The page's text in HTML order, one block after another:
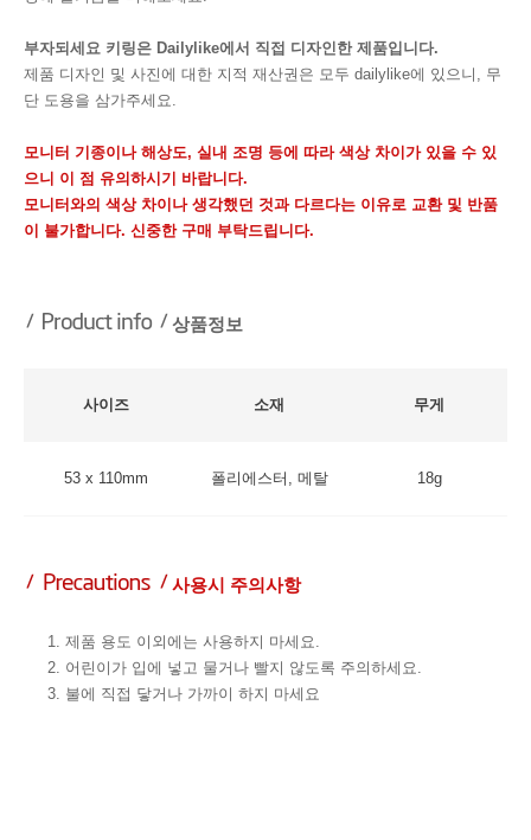
부자되세요 키링은 Dailylike에서 직접 디자인한 제품입니다.
제품 디자인 및 사진에 대한 지적 재산권은 모두 dailylike에 있으니, 무
단 도용을 삼가주세요.
모니터 기종이나 해상도, 실내 조명 등에 따라 색상 차이가 있을 수 있
으니 이 점 유의하시기 바랍니다.
모니터와의 색상 차이나 생각했던 것과 다르다는 이유로 교환 및 반품
이 불가합니다. 신중한 구매 부탁드립니다.
상품정보
사이즈 소재 무게
53 x 110mm 폴리에스터, 메탈 18g
사용시 주의사항
1. 제품 용도 이외에는 사용하지 마세요.
2. 어린이가 입에 넣고 물거나 빨지 않도록 주의하세요.
3. 불에 직접 닿거나 가까이 하지 마세요